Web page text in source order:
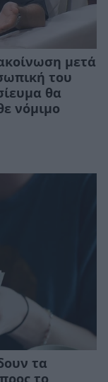
μετά
του
θα
νόμιμο
τα
το